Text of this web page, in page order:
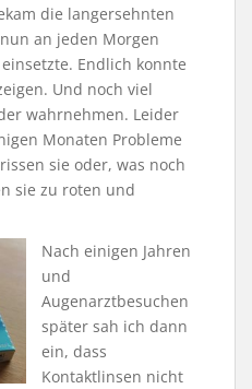
die langersehnten
an jeden Morgen
Endlich konnte
Und noch viel
wahrnehmen. Leider
Monaten Probleme
sie oder, was noch
sie zu roten und
Nach einigen Jahren
und
Augenarztbesuchen
später sah ich dann
ein, dass
Kontaktlinsen nicht